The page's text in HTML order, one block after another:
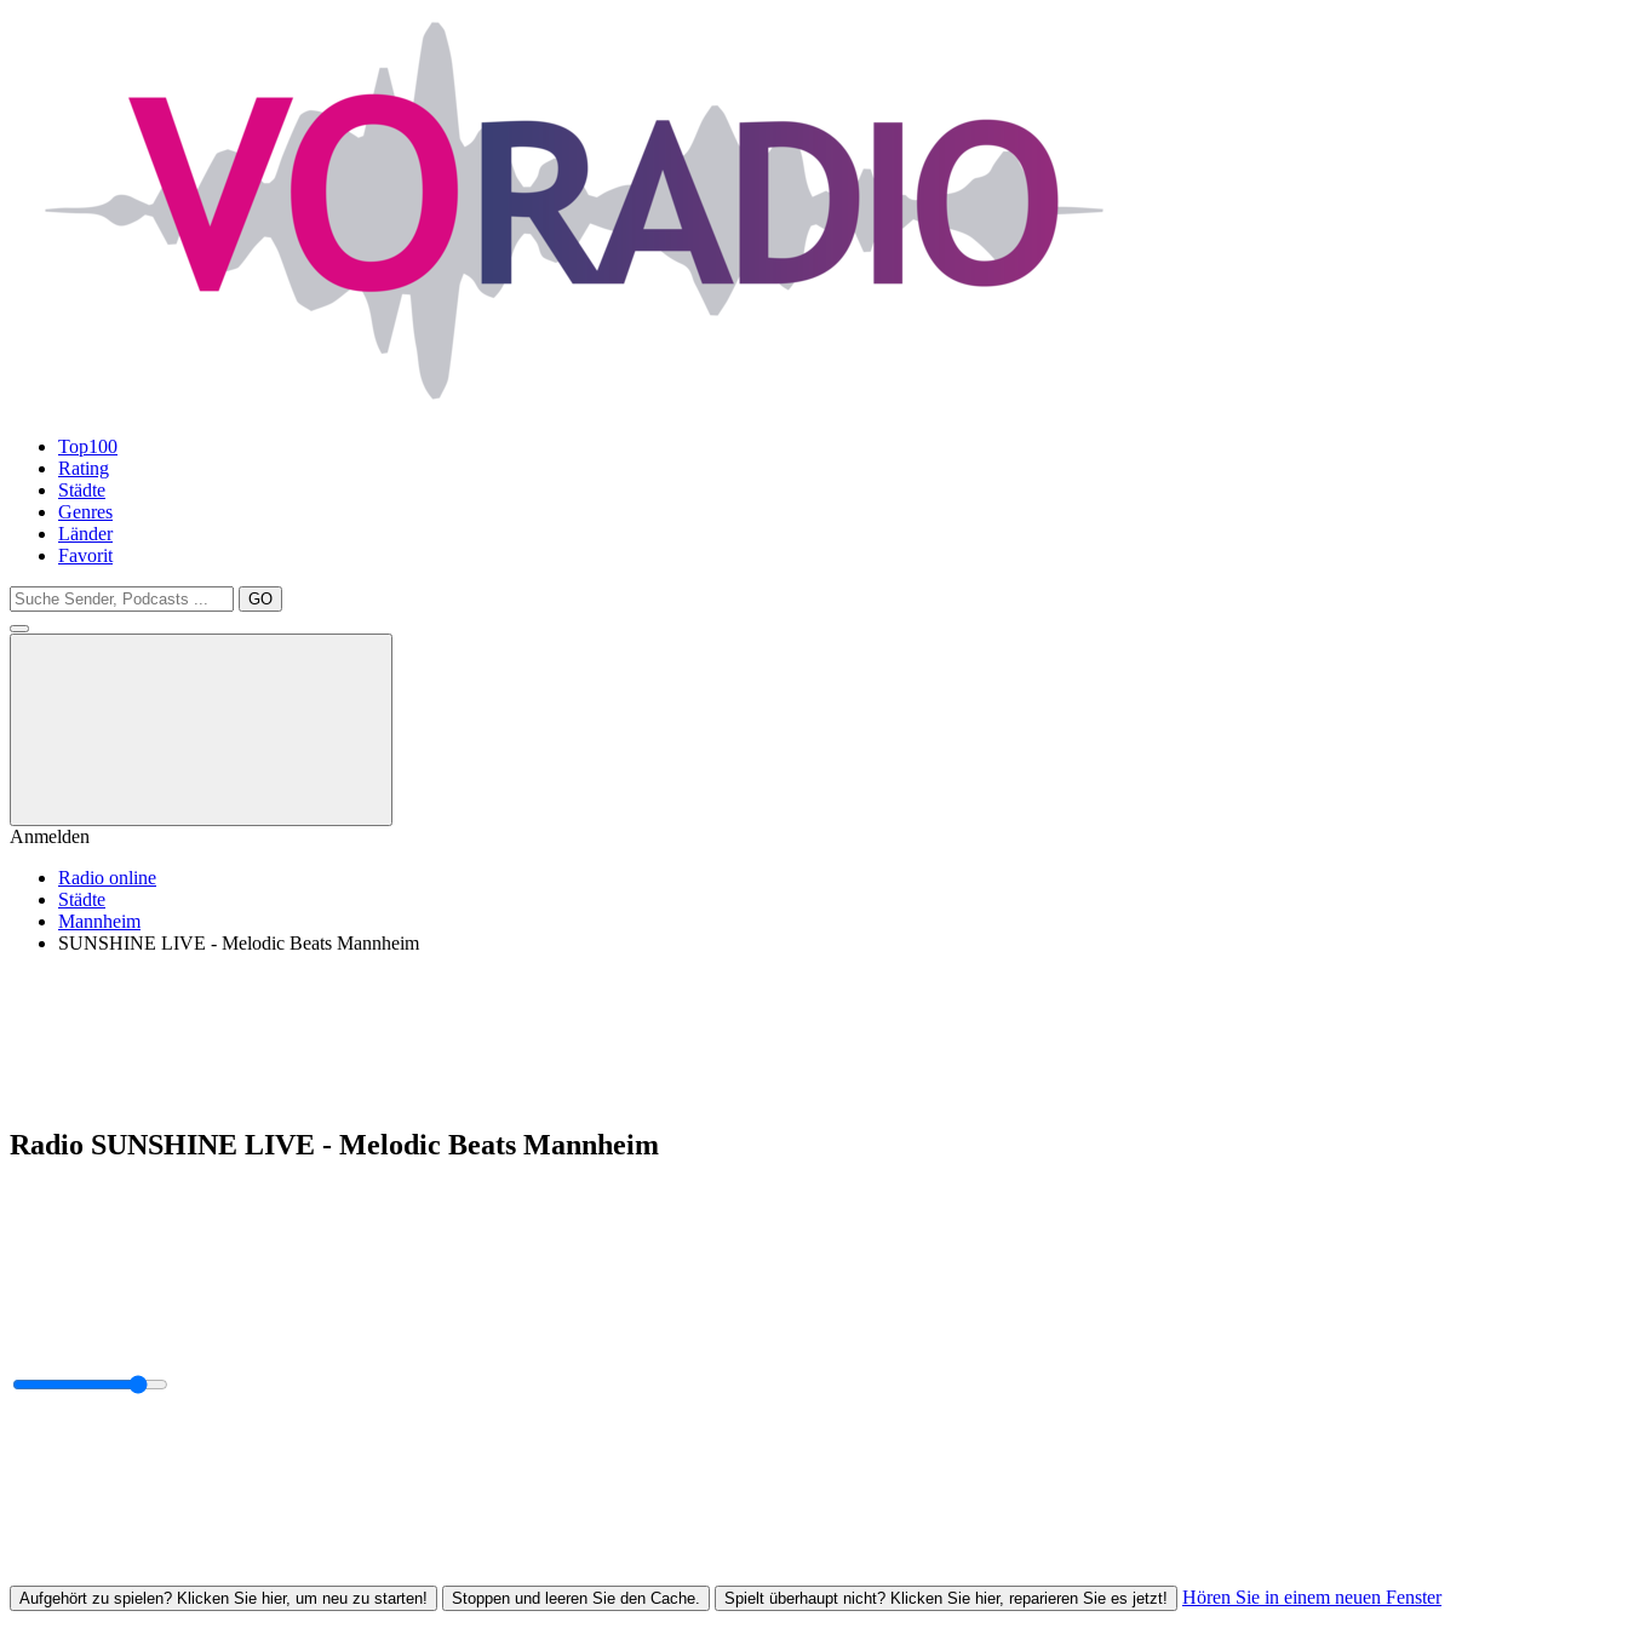
Top100
Rating
Städte
Genres
Länder
Favorit
GO
Anmelden
Radio online
Städte
Mannheim
SUNSHINE LIVE - Melodic Beats Mannheim
Radio SUNSHINE LIVE - Melodic Beats Mannheim
Aufgehört zu spielen? Klicken Sie hier, um neu zu starten! Stoppen und leeren Sie den Cache. Spielt überhaupt nicht? Klicken Sie hier, reparieren Sie es jetzt! Hören Sie in einem neuen Fenster